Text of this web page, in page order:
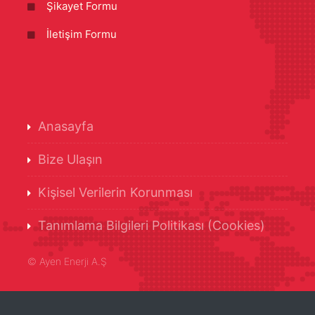
Şikayet Formu
İletişim Formu
Anasayfa
Bize Ulaşın
Kişisel Verilerin Korunması
Tanımlama Bilgileri Politikası (Cookies)
© Ayen Enerji A.Ş